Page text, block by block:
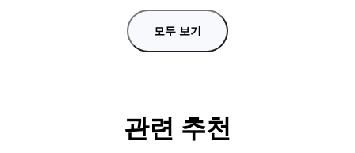
모두 보기
관련 추천